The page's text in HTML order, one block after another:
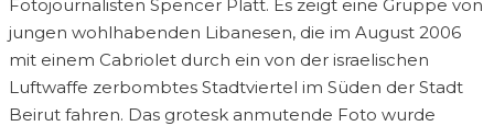
Fotojournalisten Spencer Platt. Es zeigt eine Gruppe von
jungen wohlhabenden Libanesen, die im August 2006
mit einem Cabriolet durch ein von der israelischen
Luftwaffe zerbombtes Stadtviertel im Süden der Stadt
Beirut fahren. Das grotesk anmutende Foto wurde